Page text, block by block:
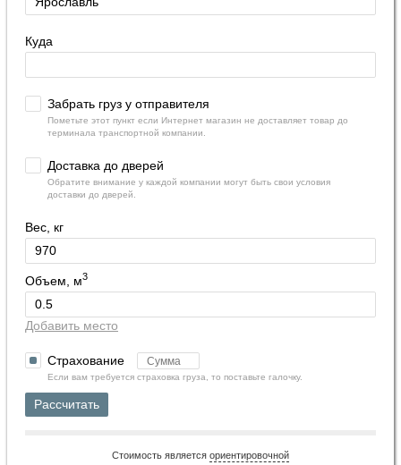
Куда
Забрать груз у отправителя
Пометьте этот пункт если Интернет магазин не доставляет товар до
терминала транспортной компании.
Доставка до дверей
Обратите внимание у каждой компании могут быть свои условия
доставки до дверей.
Вес, кг
Объем, м3
Добавить место
Страхование
Если вам требуется страховка груза, то поставьте галочку.
Рассчитать
Стоимость является ориентировочной